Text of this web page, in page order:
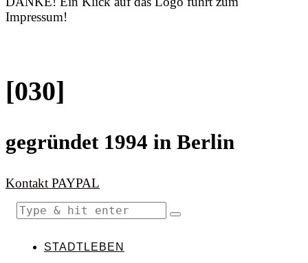
Impressum!
[030]
gegründet 1994 in Berlin
Kontakt PAYPAL
STADTLEBEN